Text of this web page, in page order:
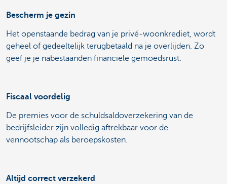
Bescherm je gezin
Het openstaande bedrag van je privé-woonkrediet, wordt
geheel of gedeeltelijk terugbetaald na je overlijden. Zo
geef je je nabestaanden financiële gemoedsrust.
Fiscaal voordelig
De premies voor de schuldsaldoverzekering van de
bedrijfsleider zijn volledig aftrekbaar voor de
vennootschap als beroepskosten.
Altijd correct verzekerd